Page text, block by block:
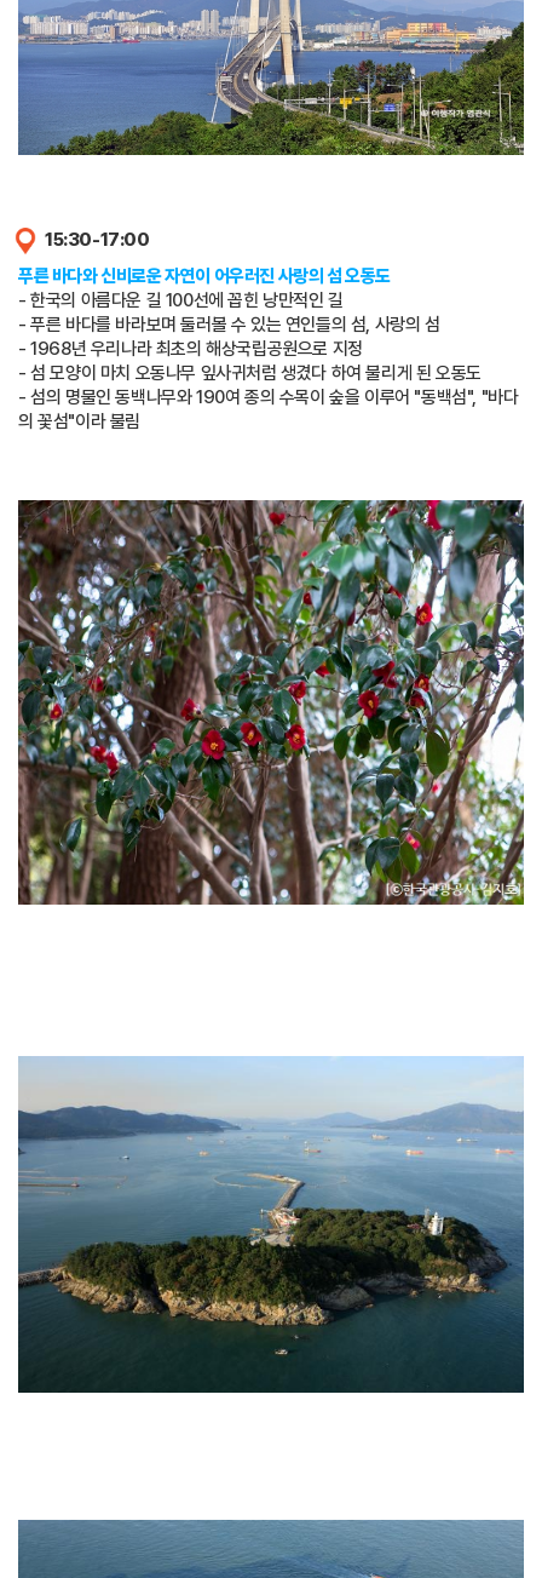
15:30-17:00
푸른 바다와 신비로운 자연이 어우러진 사랑의 섬 오동도
- 한국의 아름다운 길 100선에 꼽힌 낭만적인 길
- 푸른 바다를 바라보며 둘러볼 수 있는 연인들의 섬, 사랑의 섬
- 1968년 우리나라 최초의 해상국립공원으로 지정
- 섬 모양이 마치 오동나무 잎사귀처럼 생겼다 하여 불리게 된 오동도
- 섬의 명물인 동백나무와 190여 종의 수목이 숲을 이루어 "동백섬", "바다
의 꽃섬"이라 불림